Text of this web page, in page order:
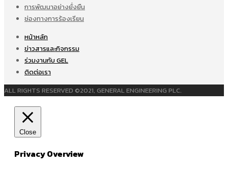
การพัฒนาอย่างยั่งยืน
ช่องทางการร้องเรียน
หน้าหลัก
ข่าวสารและกิจกรรม
ร่วมงานกับ GEL
ติดต่อเรา
ALL RIGHTS RESERVED ©2021, GENERAL ENGINEERING PLC.
Close
Privacy Overview